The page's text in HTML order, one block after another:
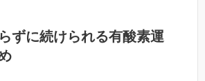
ずに続けられる有酸素運